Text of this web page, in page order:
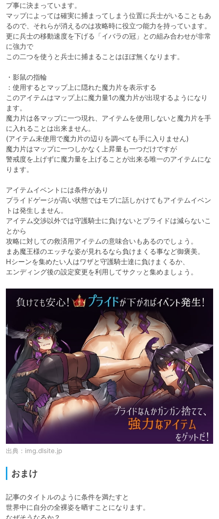
プ事に決まっています。
マップによっては確実に捕まってしまう位置に兵士がいることもあ
るので、それらが消えるのは攻略時に役立つ能力を持っています。
更に兵士の移動速度を下げる「イバラの冠」との組み合わせが非常
に強力で
この二つを使うと兵士に捕まることはほぼ無くなります。
・影鼠の指輪
：使用するとマップ上に隠れた魔力片を表示する
このアイテムはマップ上に魔力量1の魔力片が出現するようになり
ます。
魔力片は各マップに一つ現れ、アイテムを使用しないと魔力片を手
に入れることは出来ません。
(アイテム未使用で魔力片の辺りを調べても手に入りません)
魔力片はマップに一つしかなく上昇量も一つだけですが
警戒度を上げずに魔力量を上げることが出来る唯一のアイテムにな
ります。
アイテムイベントには条件があり
プライドゲージが高い状態ではモブに話しかけてもアイテムイベン
トは発生しません。
アイテム交渉以外では守護騎士に負けないとプライドは減らないこ
とから
攻略に対しての救済用アイテムの意味合いもあるのでしょう。
まあ魔王様のエッチな姿が見れるなら負けまくる事など御褒美。
Hシーンを集めたい人はワザと守護騎士達に負けまくるか、
エンディング後の設定変更を利用してサクッと集めましょう。
出典： img.dlsite.jp
おまけ
記事のタイトルのように条件を満たすと
世界中に自分の全裸姿を晒すことになります。